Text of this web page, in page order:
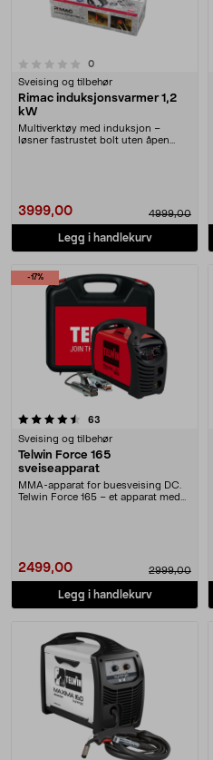
0anmeldelser
Sveising og tilbehør
Rimac induksjonsvarmer 1,2
kW
Multiverktøy med induksjon –
løsner fastrustet bolt uten åpen
3999,00 4999,00
Legg i handlekurv
0.0 av 5 stjerner
-17%
63
Sveising og tilbehør
Telwin Force 165
sveiseapparat
MMA-apparat for buesveising DC.
Telwin Force 165 – et apparat med
2499,00 2999,00
Legg i handlekurv
3.5 av 5 stjerner